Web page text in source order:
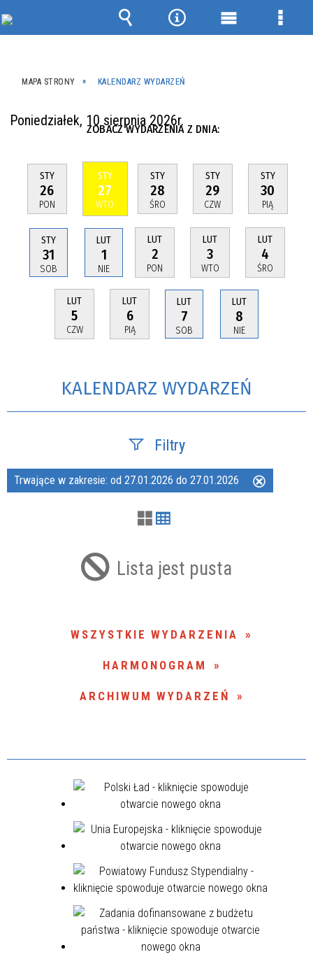
Poniedziałek, 10 sierpnia 2026r.
MAPA STRONY KALENDARZ WYDARZEŃ
ZOBACZ WYDARZENIA Z DNIA:
STY
26
PON
STY
27
WTO
STY
28
ŚRO
STY
29
CZW
STY
30
PIĄ
STY
31
SOB
LUT
1
NIE
LUT
2
PON
LUT
3
WTO
LUT
4
ŚRO
LUT
5
CZW
LUT
6
PIĄ
LUT
7
SOB
LUT
8
NIE
KALENDARZ WYDARZEŃ
Filtry
Szukana fraza
Trwające w zakresie: od 27.01.2026 do 27.01.2026
Lista jest pusta
WSZYSTKIE WYDARZENIA
HARMONOGRAM
ARCHIWUM WYDARZEŃ
Wyszukiwarka
NarzędziaMenu
Menu